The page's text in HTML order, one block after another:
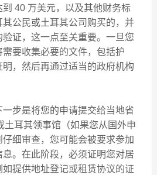
40 万美元，以及其他财务标
公民或土耳其公司购买的，并
验证，这一点至关重要。一旦您
要收集必要的文件，包括护
，然后再通过适当的政府机构
步是将您的申请提交给当地省
土耳其领事馆（如果您从国外申
细审查，您可能会被要求参加
。在此阶段，必须证明您对居
提供地址登记或租赁协议的证